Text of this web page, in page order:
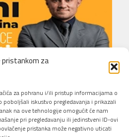
pristankom za
za pohranu i/ili pristup informacijama o
iskustvo pregledavanja i prikazali
na ove tehnologije omogućit će nam
pri pregledavanju ili jedinstveni ID-ovi
pristanka može negativno uticati
Cessation Method